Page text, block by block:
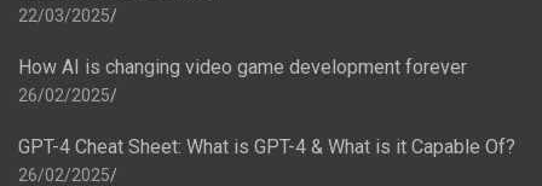
22/03/2025
How AI is changing video game development forever
26/02/2025
GPT-4 Cheat Sheet: What is GPT-4 & What is it Capable Of?
26/02/2025